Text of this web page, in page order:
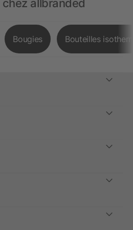
chez allbranded
Bougies Bouteilles